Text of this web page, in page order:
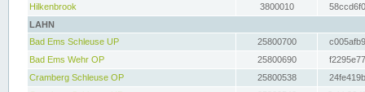
Hilkenbrook
3800010
LAHN
Bad Ems Schleuse UP
25800700
Bad Ems Wehr OP
25800690
Cramberg Schleuse OP
25800538